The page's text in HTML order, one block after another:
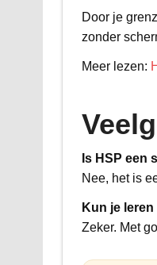
Door je
zonder
Meer lezen:
Is HSP een
Nee, het is
Kun je
Zeker. Met